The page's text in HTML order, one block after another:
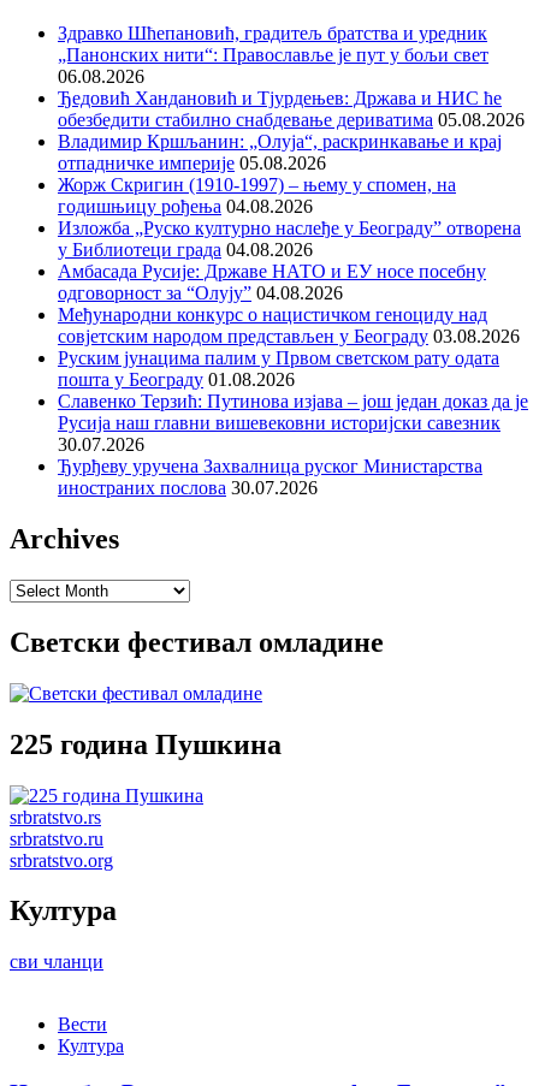
Здравко Шћепановић, градитељ братства и уредник
„Панонских нити“: Православље је пут у бољи свет
06.08.2026
Ђедовић Хандановић и Тјурдењев: Држава и НИС ће
обезбедити стабилно снабдевање дериватима 05.08.2026
Владимир Кршљанин: „Олуја“, раскринкавање и крај
отпадничке империје 05.08.2026
Жорж Скригин (1910-1997) – њему у спомен, на
годишњицу рођења 04.08.2026
Изложба „Руско културно наслеђе у Београду” отворена
у Библиотеци града 04.08.2026
Амбасада Русије: Државе НАТО и ЕУ носе посебну
одговорност за “Олују” 04.08.2026
Међународни конкурс о нацистичком геноциду над
совјетским народом представљен у Београду 03.08.2026
Руским јунацима палим у Првом светском рату одата
пошта у Београду 01.08.2026
Славенко Терзић: Путинова изјава – још један доказ да је
Русија наш главни вишевековни историјски савезник
30.07.2026
Ђурђеву уручена Захвалница руског Министарства
иностраних послова 30.07.2026
Archives
Archives
Светски фестивал омладине
225 година Пушкина
srbratstvo.rs
srbratstvo.ru
srbratstvo.org
Култура
сви чланци
Вести
Култура